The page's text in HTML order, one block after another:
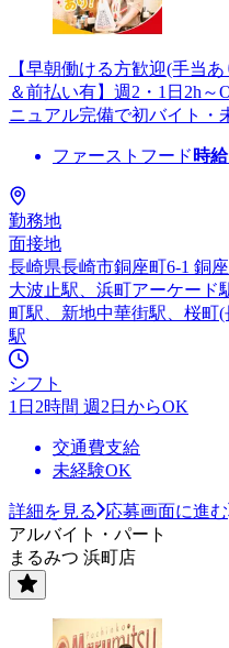
【早朝働ける方歓迎(手当
＆前払い有】週2・1日2h
ニュアル完備で初バイト・
ファーストフード 時給
勤務地
面接地
長崎県長崎市銅座町6-1 銅
大波止駅、浜町アーケード
町駅、新地中華街駅、桜町
駅
シフト
1日2時間 週2日からOK
交通費支給
未経験OK
詳細を見る
応募画面に進む
アルバイト・パート
まるみつ 浜町店